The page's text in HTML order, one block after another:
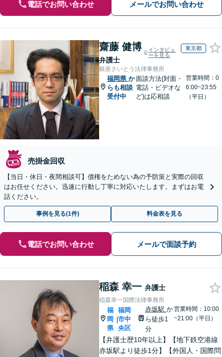
電話でお問い合わせ メールでお問い合わせ
齋藤 健博
弁護士
インタビュ
ーを見る
東京都
銀座さいとう法律事務所
福岡県 か
らも相談
受付中
面談方法(対面・
電話・ビデオな
ど)は応相談
営業時間：0
6:00~23:55
（平日）
売掛金回収
【当日・休日・夜間相談可】債権をためない為の予防策と実際の回収
はお任せください。迅速に行動し丁寧に対応いたします。まずはお電
話ください。
事例を見る(1件) 料金表を見る
電話でお問い合わせ メールで面談予約
稲森 幸一 弁護士
稲森幸一国際法律事務所
福
岡
県
|
福岡
市中
央区
赤坂駅 か
ら徒歩1
分
営業時間：10:00
~21:00（平日）
【弁護士歴10年以上】【地下鉄空港線
赤坂駅より徒歩1分】【外国人・国際問